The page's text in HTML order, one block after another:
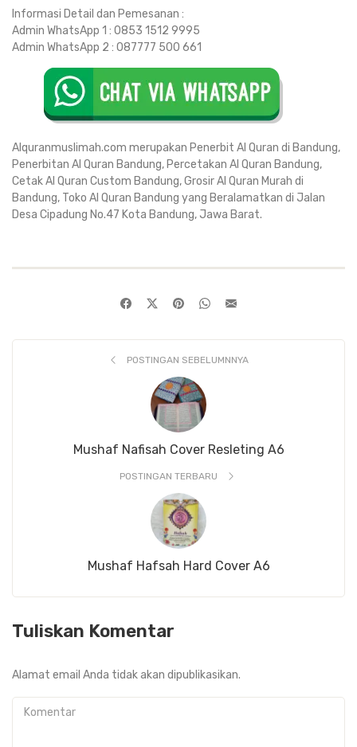
Informasi Detail dan Pemesanan :
Admin WhatsApp 1 : 0853 1512 9995
Admin WhatsApp 2 : 087777 500 661
Alquranmuslimah.com merupakan Penerbit Al Quran di Bandung,
Penerbitan Al Quran Bandung, Percetakan Al Quran Bandung,
Cetak Al Quran Custom Bandung, Grosir Al Quran Murah di
Bandung, Toko Al Quran Bandung yang Beralamatkan di Jalan
Desa Cipadung No.47 Kota Bandung, Jawa Barat.
POSTINGAN SEBELUMNNYA
Mushaf Nafisah Cover Resleting A6
POSTINGAN TERBARU
Mushaf Hafsah Hard Cover A6
Tuliskan Komentar
Alamat email Anda tidak akan dipublikasikan.
Komentar